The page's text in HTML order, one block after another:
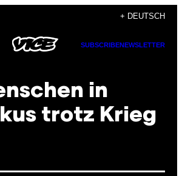
+ DEUTSCH
SUBSCRIBENEWSLETTER
in
trotz Krieg